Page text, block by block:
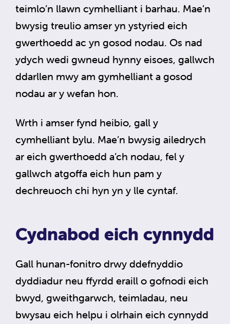
teimlo’n llawn cymhelliant i barhau. Mae’n
bwysig treulio amser yn ystyried eich
gwerthoedd ac yn gosod nodau. Os nad
ydych wedi gwneud hynny eisoes, gallwch
ddarllen mwy am gymhelliant a gosod
nodau ar y wefan hon.
Wrth i amser fynd heibio, gall y
cymhelliant bylu. Mae’n bwysig ailedrych
ar eich gwerthoedd a’ch nodau, fel y
gallwch atgoffa eich hun pam y
dechreuoch chi hyn yn y lle cyntaf.
Cydnabod eich cynnydd
Gall hunan-fonitro drwy ddefnyddio
dyddiadur neu ffyrdd eraill o gofnodi eich
bwyd, gweithgarwch, teimladau, neu
bwysau eich helpu i olrhain eich cynnydd